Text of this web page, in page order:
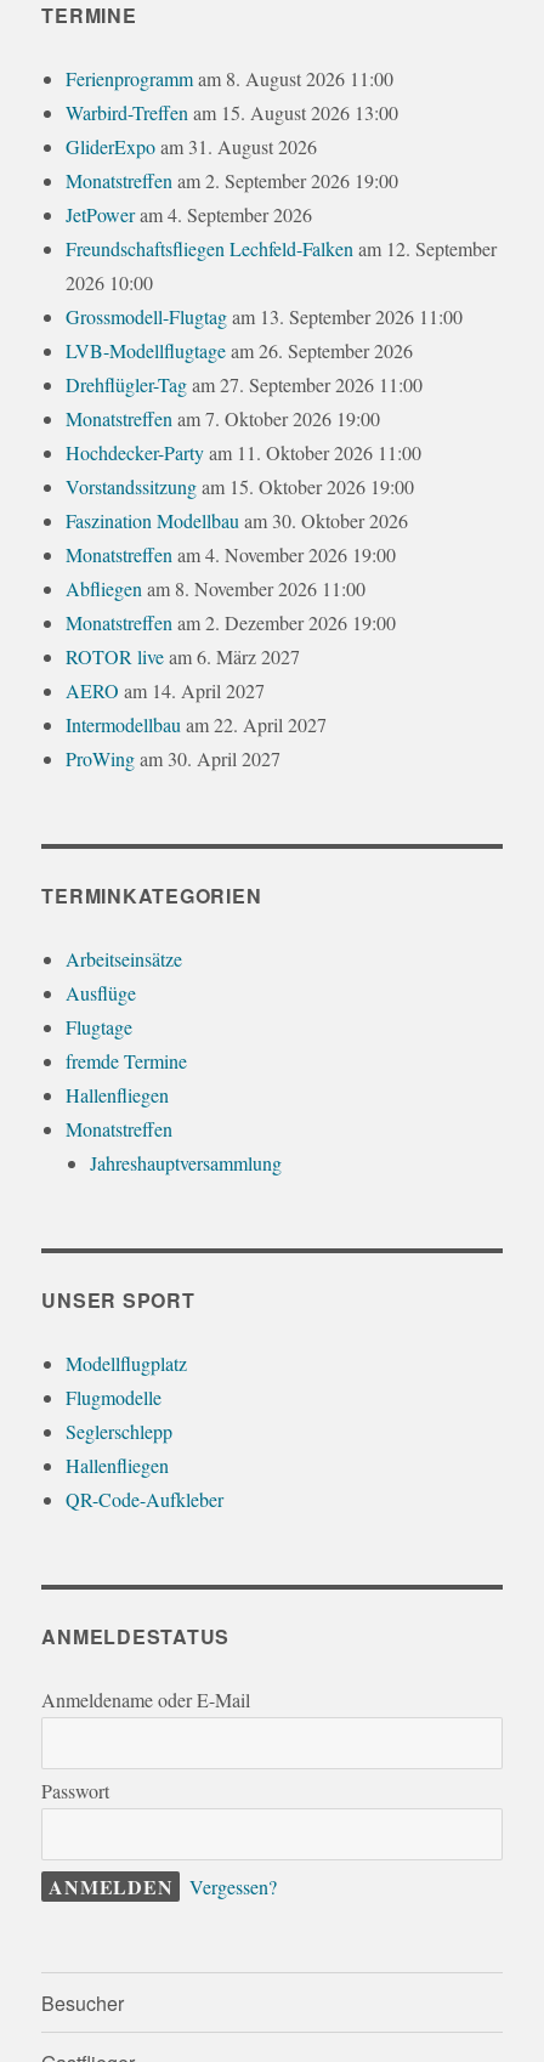
TERMINE
Ferienprogrammam 8. August 2026 11:00
Warbird-Treffenam 15. August 2026 13:00
GliderExpoam 31. August 2026
Monatstreffenam 2. September 2026 19:00
JetPoweram 4. September 2026
Freundschaftsfliegen Lechfeld-Falkenam 12. September
2026 10:00
Grossmodell-Flugtagam 13. September 2026 11:00
LVB-Modellflugtageam 26. September 2026
Drehflügler-Tagam 27. September 2026 11:00
Monatstreffenam 7. Oktober 2026 19:00
Hochdecker-Partyam 11. Oktober 2026 11:00
Vorstandssitzungam 15. Oktober 2026 19:00
Faszination Modellbauam 30. Oktober 2026
Monatstreffenam 4. November 2026 19:00
Abfliegenam 8. November 2026 11:00
Monatstreffenam 2. Dezember 2026 19:00
ROTOR liveam 6. März 2027
AERO am 14. April 2027
Intermodellbauam 22. April 2027
ProWingam 30. April 2027
TERMINKATEGORIEN
Arbeitseinsätze
Ausflüge
Flugtage
fremde Termine
Hallenfliegen
Monatstreffen
Jahreshauptversammlung
UNSER SPORT
Modellflugplatz
Flugmodelle
Seglerschlepp
Hallenfliegen
QR-Code-Aufkleber
ANMELDESTATUS
Anmeldename oder E-Mail
Passwort
Vergessen?
Besucher